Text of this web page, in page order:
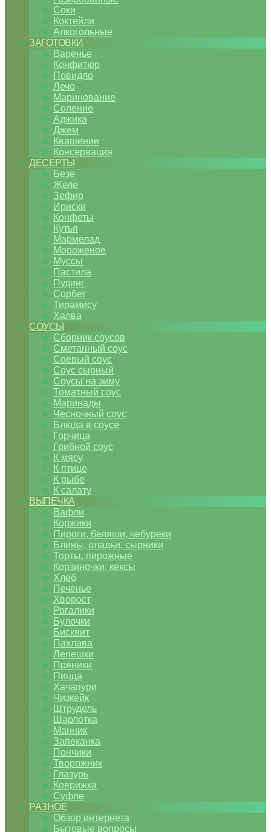
Соки
Коктейли
Алкогольные
ЗАГОТОВКИ
Варенье
Конфитюр
Повидло
Лечо
Маринование
Соление
Аджика
Джем
Квашение
Консервация
ДЕСЕРТЫ
Безе
Желе
Зефир
Ириски
Конфеты
Кутья
Мармелад
Мороженое
Муссы
Пастила
Пудинг
Сорбет
Тирамису
Халва
СОУСЫ
Сборник соусов
Сметанный соус
Соевый соус
Соус сырный
Соусы на зиму
Томатный соус
Маринады
Чесночный соус
Блюда в соусе
Горчица
Грибной соус
К мясу
К птице
К рыбе
К салату
ВЫПЕЧКА
Вафли
Коржики
Пироги, беляши, чебуреки
Блины, оладьи, сырники
Торты, пирожные
Корзиночки, кексы
Хлеб
Печенье
Хворост
Рогалики
Булочки
Бисквит
Пахлава
Лепешки
Пряники
Пицца
Хачапури
Чизкейк
Штрудель
Шарлотка
Манник
Запеканка
Пончики
Творожник
Глазурь
Коврижка
Суфле
РАЗНОЕ
Обзор интернета
Бытовые вопросы